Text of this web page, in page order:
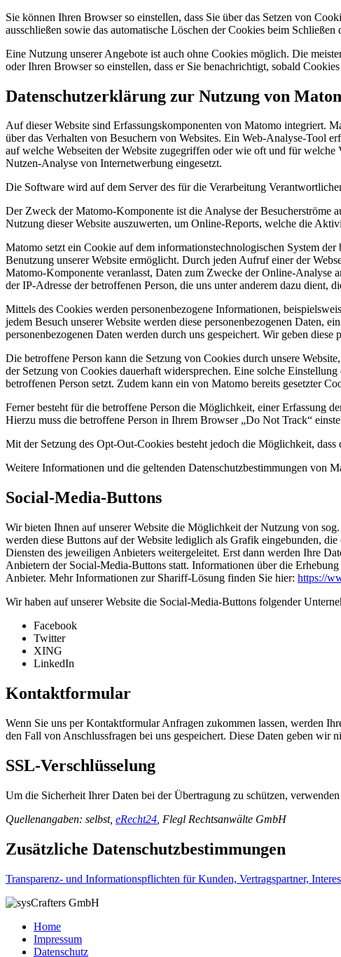
Sie können Ihren Browser so einstellen, dass Sie über das Setzen von
ausschließen sowie das automatische Löschen der Cookies beim
Eine Nutzung unserer Angebote ist auch ohne Cookies möglich. Die
oder Ihren Browser so einstellen, dass er Sie benachrichtigt, sobald
Datenschutzerklärung zur Nutzung von
Auf dieser Website sind Erfassungskomponenten von Matomo integriert.
über das Verhalten von Besuchern von Websites. Ein Web-Analyse-Tool
auf welche Webseiten der Website zugegriffen oder wie oft und für
Nutzen-Analyse von Internetwerbung eingesetzt.
Die Software wird auf dem Server des für die Verarbeitung
Der Zweck der Matomo-Komponente ist die Analyse der Besucherströme
Nutzung dieser Website auszuwerten, um Online-Reports, welche die
Matomo setzt ein Cookie auf dem informationstechnologischen System
Benutzung unserer Website ermöglicht. Durch jeden Aufruf einer der
Matomo-Komponente veranlasst, Daten zum Zwecke der Online-Analyse
der IP-Adresse der betroffenen Person, die uns unter anderem dazu dient,
Mittels des Cookies werden personenbezogene Informationen,
jedem Besuch unserer Website werden diese personenbezogenen Daten,
personenbezogenen Daten werden durch uns gespeichert. Wir geben
Die betroffene Person kann die Setzung von Cookies durch unsere
der Setzung von Cookies dauerhaft widersprechen. Eine solche
betroffenen Person setzt. Zudem kann ein von Matomo bereits gesetzter
Ferner besteht für die betroffene Person die Möglichkeit, einer Erfassung
Hierzu muss die betroffene Person in Ihrem Browser „Do Not Track“
Mit der Setzung des Opt-Out-Cookies besteht jedoch die Möglichkeit,
Weitere Informationen und die geltenden Datenschutzbestimmungen von
Social-Media-Buttons
Wir bieten Ihnen auf unserer Website die Möglichkeit der Nutzung von
werden diese Buttons auf der Website lediglich als Grafik eingebunden,
Diensten des jeweiligen Anbieters weitergeleitet. Erst dann werden Ihre
Anbietern der Social-Media-Buttons statt. Informationen über die
Anbieter. Mehr Informationen zur Shariff-Lösung finden Sie hier: https://
Wir haben auf unserer Website die Social-Media-Buttons folgender
Facebook
Twitter
XING
LinkedIn
Kontaktformular
Wenn Sie uns per Kontaktformular Anfragen zukommen lassen, werden
den Fall von Anschlussfragen bei uns gespeichert. Diese Daten geben wir
SSL-Verschlüsselung
Um die Sicherheit Ihrer Daten bei der Übertragung zu schützen,
Quellenangaben: selbst, eRecht24 , Flegl Rechtsanwälte GmbH
Zusätzliche Datenschutzbestimmungen
Transparenz- und Informationspflichten für Kunden, Vertragspartner,
Home
Impressum
Datenschutz